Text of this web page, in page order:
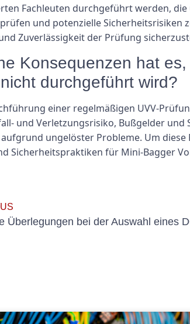
Fachleuten durchgeführt werden,
und potenzielle
Zuverlässigkeit der Prüfung
Konsequenzen hat
durchgeführt wird?
einer regelmäßigen UVV-
und Verletzungsrisiko, Bußgelder
ungelöster Probleme. Um
Sicherheitspraktiken für Mini-Bagger